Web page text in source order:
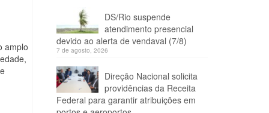
amplo
DS/Rio suspende
atendimento presencial
devido ao alerta de vendaval (7/8)
7 de agosto, 2026
Direção Nacional solicita
providências da Receita
Federal para garantir atribuições em